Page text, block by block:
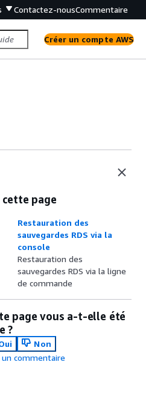
Contactez-nousCommentaire
Créer un compte AWS
cette page
Restauration des
sauvegardes RDS via la
console
Restauration des
sauvegardes RDS via la ligne
de commande
page vous a-t-elle été
?
Non
un commentaire